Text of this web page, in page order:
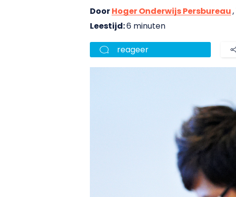
DoorHoger Onderwijs Persbureau
Leestijd:6 minuten
reageer